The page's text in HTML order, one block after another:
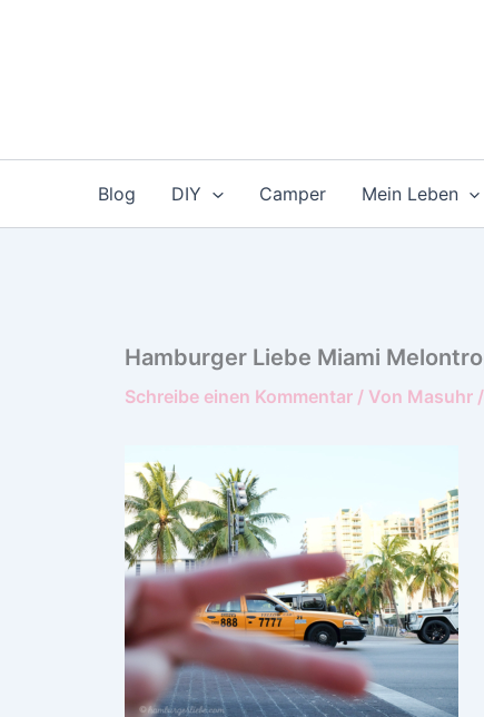
Blog DIY Camper Mein Leben
Hamburger Liebe Miami
Schreibe einen Kommentar / Von Masuhr /